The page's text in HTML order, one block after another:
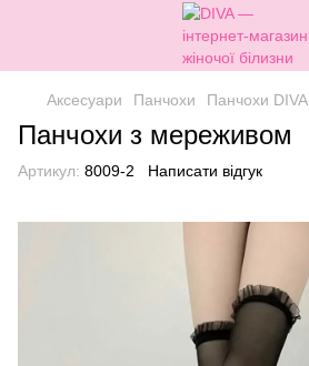
Аксесуари Панчохи Панчохи DIVA
Панчохи з мереживом
Артикул: 8009-2 Написати відгук